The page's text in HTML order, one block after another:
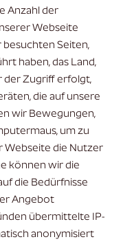
Anzahl der
Webseite
Seiten,
haben, das Land,
der Zugriff erfolgt,
die auf unsere
wir Bewegungen,
um zu
Webseite die Nutzer
können wir die
die Bedürfnisse
Angebot
übermittelte IP-
anonymisiert